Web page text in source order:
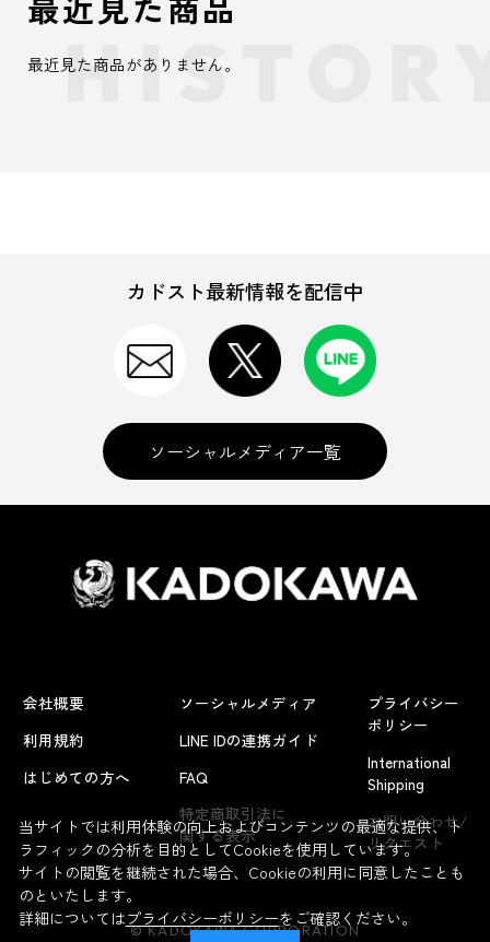
よくあるお問い合わせ
最近見た商品がありません。
カドスト最新情報を配信中
ソーシャルメディア一覧
会社概要
利用規約
はじめての方へ
ソーシャルメディア
LINE IDの連携ガイド
FAQ
特定商取引法に
関する表示
プライバシー
ポリシー
International
Shipping
お問い合わせ/
リクエスト
© KADOKAWA CORPORATION
当サイトでは利用体験の向上およびコンテンツの最適な提供、ト
ラフィックの分析を目的としてCookieを使用しています。
サイトの閲覧を継続された場合、Cookieの利用に同意したことも
のといたします。
詳細についてはプライバシーポリシーをご確認ください。